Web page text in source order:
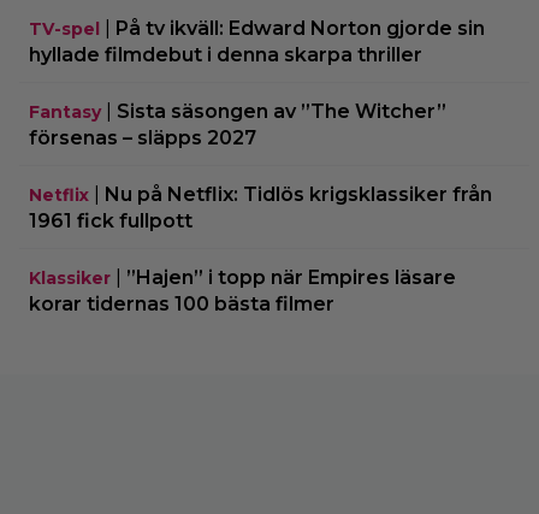
TV-spel
På tv ikväll: Edward Norton gjorde sin
hyllade filmdebut i denna skarpa thriller
Fantasy| Sista säsongen av ”The Witcher”
försenas – släpps 2027
Netflix
Nu på Netflix: Tidlös krigsklassiker från
1961 fick fullpott
Klassiker
”Hajen” i topp när Empires läsare
korar tidernas 100 bästa filmer